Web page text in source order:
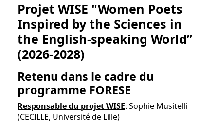
Projet WISE "Women Poets
Inspired by the Sciences in
the English-speaking World”
(2026-2028)
Retenu dans le cadre du
programme FORESE
Responsable du projet WISE: Sophie Musitelli
(CECILLE, Université de Lille)